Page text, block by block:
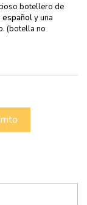
botellero de
españoly una
(botella no